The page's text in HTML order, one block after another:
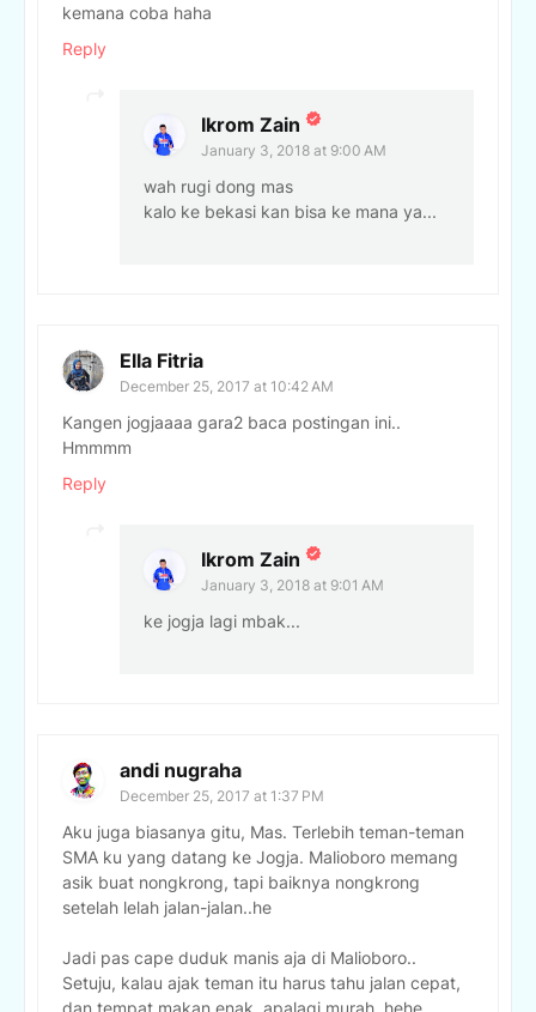
kemana coba haha
Reply
Ikrom Zain
January 3, 2018 at 9:00 AM
wah rugi dong mas
kalo ke bekasi kan bisa ke mana ya...
Ella Fitria
December 25, 2017 at 10:42 AM
Kangen jogjaaaa gara2 baca postingan ini..
Hmmmm
Reply
Ikrom Zain
January 3, 2018 at 9:01 AM
ke jogja lagi mbak...
andi nugraha
December 25, 2017 at 1:37 PM
Aku juga biasanya gitu, Mas. Terlebih teman-teman
SMA ku yang datang ke Jogja. Malioboro memang
asik buat nongkrong, tapi baiknya nongkrong
setelah lelah jalan-jalan..he
Jadi pas cape duduk manis aja di Malioboro..
Setuju, kalau ajak teman itu harus tahu jalan cepat,